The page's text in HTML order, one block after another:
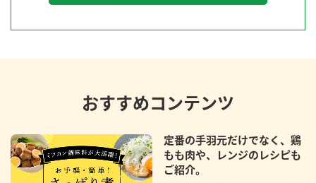
おすすめコンテンツ
定番の手羽元だけでなく、鶏
もも肉や、レンジのレシピも
ご紹介。